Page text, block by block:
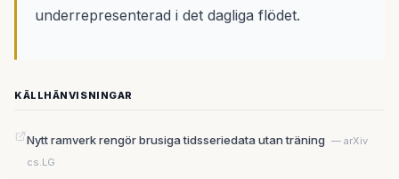
underrepresenterad i det dagliga flödet.
KÄLLHÄNVISNINGAR
Nytt ramverk rengör brusiga tidsseriedata utan träning — arXiv
cs.LG